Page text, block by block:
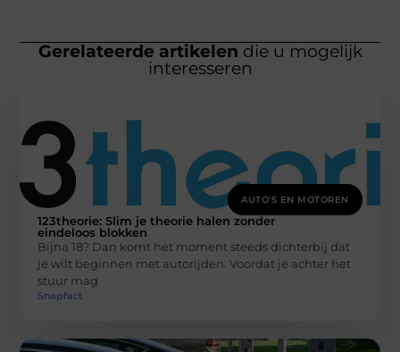
Gerelateerde artikelen die u mogelijk
interesseren
AUTO'S EN MOTOREN
123theorie: Slim je theorie halen zonder
eindeloos blokken
Bijna 18? Dan komt het moment steeds dichterbij dat
je wilt beginnen met autorijden. Voordat je achter het
stuur mag
Snapfact